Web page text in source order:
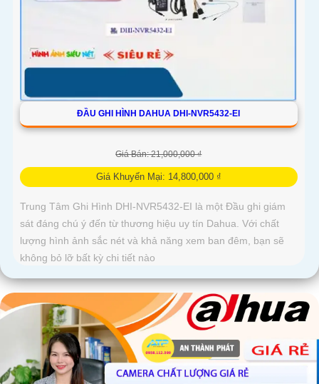
ĐẦU GHI HÌNH DAHUA DHI-NVR5432-EI
Giá Bán: 21,000,000 ₫
Giá Khuyến Mại: 14,800,000 ₫
Trung Tâm Ghi Hình DHI-NVR5432-EI là một Đầu ghi giám
sát đáng chú ý đến từ thương hiệu uy tín Dahua. Với chất
lượng hình ảnh sắc nét và khả năng xem ban đêm, bạn sẽ
không bỏ lỡ bất kỳ chi tiết nào